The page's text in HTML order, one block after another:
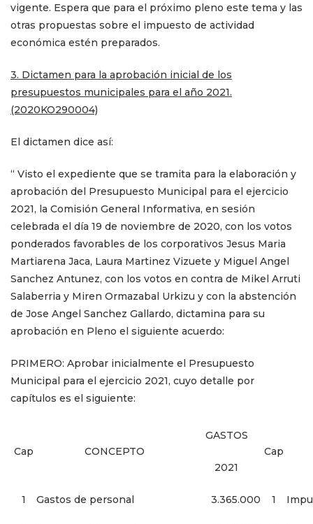
vigente. Espera que para el próximo pleno este tema y las
otras propuestas sobre el impuesto de actividad
económica estén preparados.
3. Dictamen para la aprobación inicial de los
presupuestos municipales para el año 2021.
(2020KO290004)
El dictamen dice así:
“ Visto el expediente que se tramita para la elaboración y
aprobación del Presupuesto Municipal para el ejercicio
2021, la Comisión General Informativa, en sesión
celebrada el día 19 de noviembre de 2020, con los votos
ponderados favorables de los corporativos Jesus Maria
Martiarena Jaca, Laura Martinez Vizuete y Miguel Angel
Sanchez Antunez, con los votos en contra de Mikel Arruti
Salaberria y Miren Ormazabal Urkizu y con la abstención
de Jose Angel Sanchez Gallardo, dictamina para su
aprobación en Pleno el siguiente acuerdo:
PRIMERO: Aprobar inicialmente el Presupuesto
Municipal para el ejercicio 2021, cuyo detalle por
capítulos es el siguiente:
Cap CONCEPTO
GASTOS
Cap
2021
1 Gastos de personal 3.365.000 1